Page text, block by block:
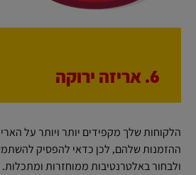
6. אריזה ירוקה
הלקוחות שלך מקפידים יותר ויותר על
ההזמנות שלהם, לכן כדאי להפסיק
ולבחור באלטרנטיבות ממוחזרות ומתכלות.